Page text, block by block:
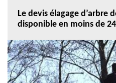
Le devis élagage d’arbre
disponible en moins de